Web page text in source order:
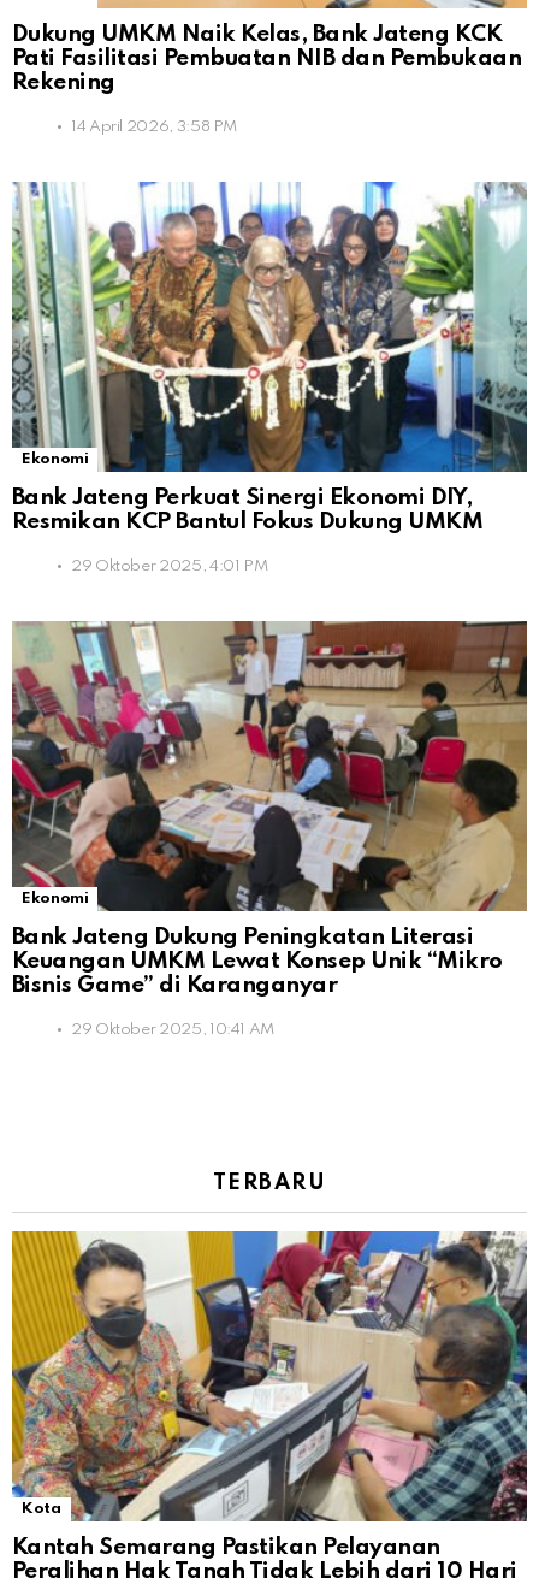
Dukung UMKM Naik Kelas, Bank Jateng KCK
Pati Fasilitasi Pembuatan NIB dan Pembukaan
Rekening
14 April 2026, 3:58 PM
Ekonomi
Bank Jateng Perkuat Sinergi Ekonomi DIY,
Resmikan KCP Bantul Fokus Dukung UMKM
29 Oktober 2025, 4:01 PM
Ekonomi
Bank Jateng Dukung Peningkatan Literasi
Keuangan UMKM Lewat Konsep Unik “Mikro
Bisnis Game” di Karanganyar
29 Oktober 2025, 10:41 AM
TERBARU
Kota
Kantah Semarang Pastikan Pelayanan
Peralihan Hak Tanah Tidak Lebih dari 10 Hari